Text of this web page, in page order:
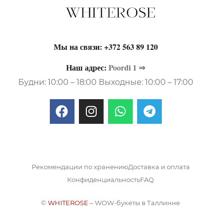
Мы на связи: +372 563 89 120
Наш адрес: Poordi 1 ⇒
Будни: 10:00 – 18:00 Выходные: 10:00 – 17:00
© WHITEROSE – WOW-букеты в Таллинне
Рекомендации по хранениюДоставка и оплата
КонфиденциальностьFAQ